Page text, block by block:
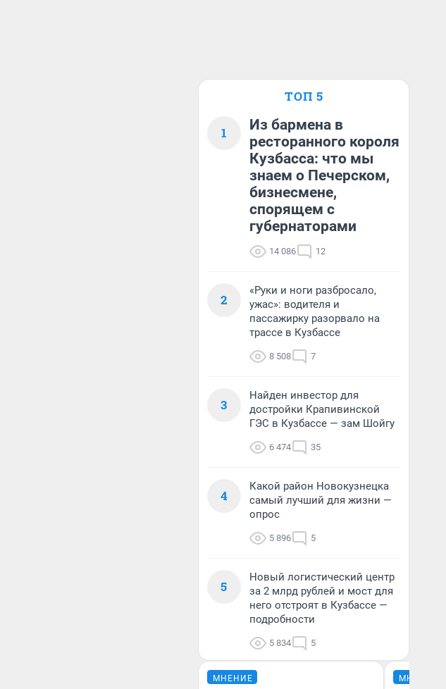
ТОП 5
1
Из бармена в
ресторанного короля
Кузбасса: что мы
знаем о Печерском,
бизнесмене,
спорящем с
губернаторами
14 086 12
2
«Руки и ноги разбросало,
ужас»: водителя и
пассажирку разорвало на
трассе в Кузбассе
8 508 7
3
Найден инвестор для
достройки Крапивинской
ГЭС в Кузбассе — зам Шойгу
6 474 35
4
Какой район Новокузнецка
самый лучший для жизни —
опрос
5 896 5
5
Новый логистический центр
за 2 млрд рублей и мост для
него отстроят в Кузбассе —
подробности
5 834 5
МНЕНИЕ МНЕНИЕ